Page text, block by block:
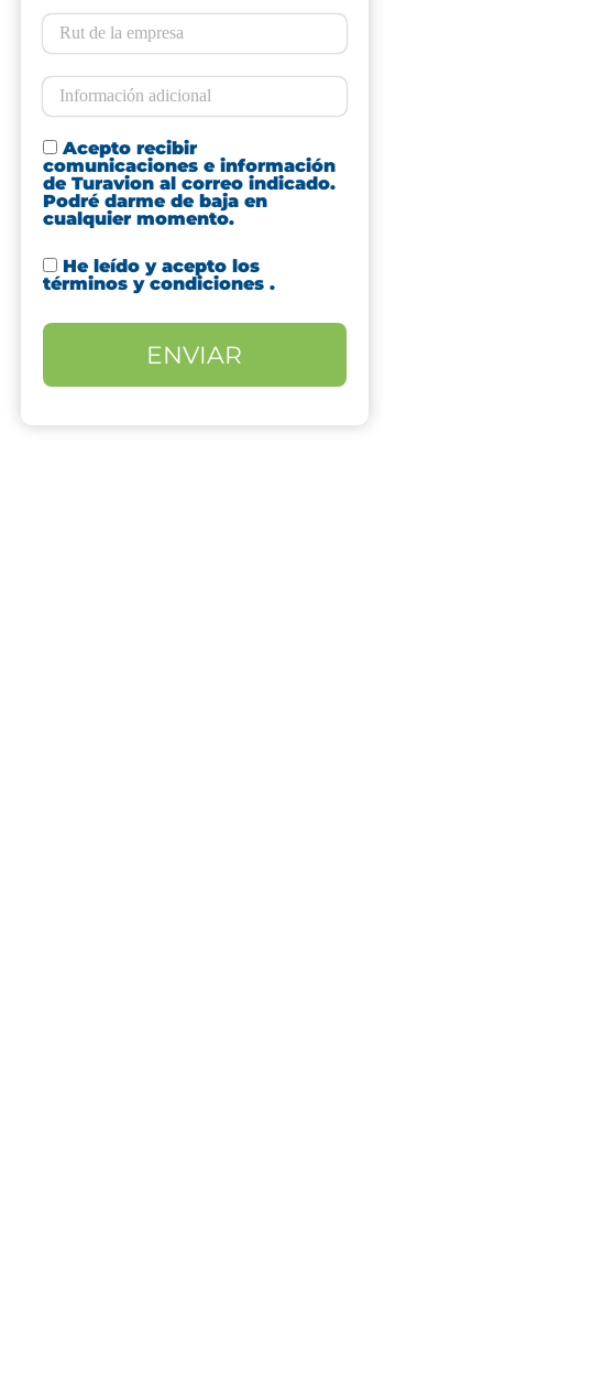
Acepto recibir
comunicaciones e información
de Turavion al correo indicado.
Podré darme de baja en
cualquier momento.
He leído y acepto los
términos y condiciones .